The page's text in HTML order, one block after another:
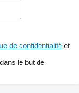
de confidentialité et
le but de